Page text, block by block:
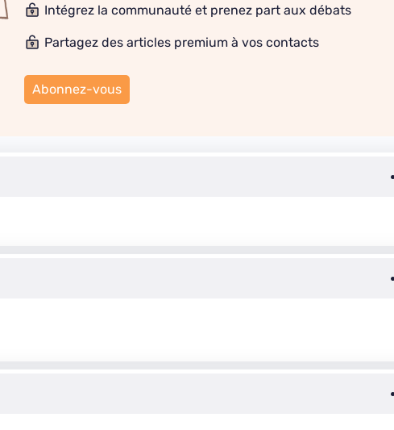
Intégrez la communauté et prenez part aux débats
Partagez des articles premium à vos contacts
Abonnez-vous